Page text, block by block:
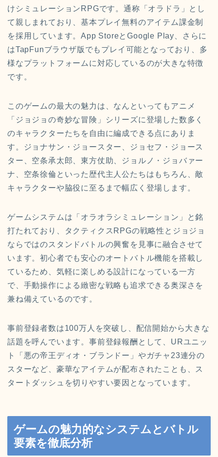
けシミュレーションRPGです。通称「オラドラ」とし
て親しまれており、基本プレイ無料のアイテム課金制
を採用しています。App StoreとGoogle Play、さらに
はTapFunブラウザ版でもプレイ可能となっており、多
様なプラットフォームに対応しているのが大きな特徴
です。
このゲームの最大の魅力は、なんといってもアニメ
「ジョジョの奇妙な冒険」シリーズに登場した数多く
のキャラクターたちを自由に編成できる点にありま
す。ジョナサン・ジョースター、ジョセフ・ジョース
ター、空条承太郎、東方仗助、ジョルノ・ジョバァー
ナ、空条徐倫といった歴代主人公たちはもちろん、敵
キャラクターや脇役に至るまで幅広く登場します。
ゲームシステムは「オラオラシミュレーション」と銘
打たれており、タクティクスRPGの戦略性とジョジョ
ならではのスタンドバトルの興奮を見事に融合させて
います。初心者でも安心のオートバトル機能を搭載し
ているため、気軽に楽しめる設計になっている一方
で、手動操作による緻密な戦略も追求できる奥深さを
兼ね備えているのです。
事前登録者数は100万人を突破し、配信開始から大きな
話題を呼んでいます。事前登録報酬として、URユニッ
ト「悪の帝王ディオ・ブランドー」やガチャ23連分の
スターなど、豪華なアイテムが配布されたことも、ス
タートダッシュを切りやすい要因となっています。
ゲームの魅力的なシステムとバトル
要素を徹底分析